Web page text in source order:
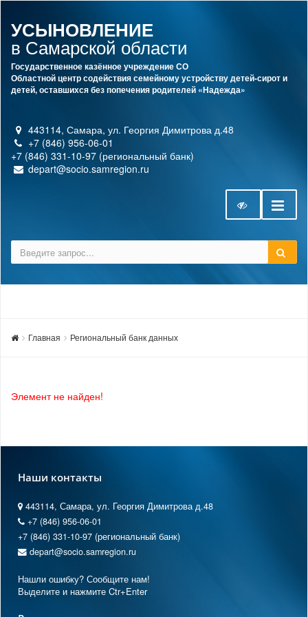
УСЫНОВЛЕНИЕ
в Самарской области
Государственное казённое учреждение СО
Областной центр содействия семейному устройству детей-сирот и
детей, оставшихся без попечения родителей «Надежда»
443114, Самара, ул. Георгия Димитрова д.48
+7 (846) 956-06-01
+7 (846) 331-10-97 (региональный банк)
depart@socio.samregion.ru
Главная Региональный банк данных
Элемент не найден!
Наши контакты
443114, Самара, ул. Георгия Димитрова д.48
+7 (846) 956-06-01
+7 (846) 331-10-97 (региональный банк)
depart@socio.samregion.ru
Нашли ошибку? Сообщите нам!
Выделите и нажмите Ctr+Enter